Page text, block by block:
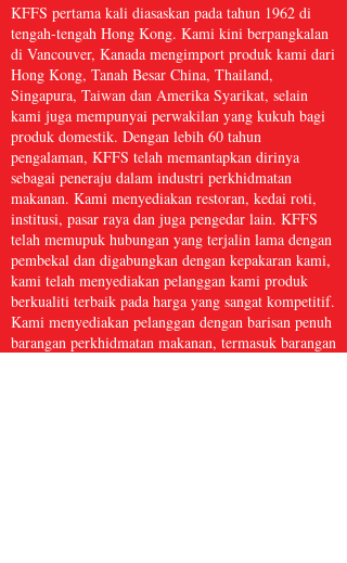
KFFS pertama kali diasaskan pada tahun 1962 di
tengah-tengah Hong Kong. Kami kini berpangkalan
di Vancouver, Kanada mengimport produk kami dari
Hong Kong, Tanah Besar China, Thailand,
Singapura, Taiwan dan Amerika Syarikat, selain
kami juga mempunyai perwakilan yang kukuh bagi
produk domestik. Dengan lebih 60 tahun
pengalaman, KFFS telah memantapkan dirinya
sebagai peneraju dalam industri perkhidmatan
makanan. Kami menyediakan restoran, kedai roti,
institusi, pasar raya dan juga pengedar lain. KFFS
telah memupuk hubungan yang terjalin lama dengan
pembekal dan digabungkan dengan kepakaran kami,
kami telah menyediakan pelanggan kami produk
berkualiti terbaik pada harga yang sangat kompetitif.
Kami menyediakan pelanggan dengan barisan penuh
barangan perkhidmatan makanan, termasuk barangan